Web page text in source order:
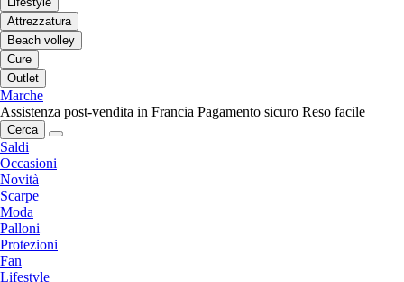
Attrezzatura
Beach volley
Cure
Outlet
Marche
Assistenza post-vendita in Francia Pagamento sicuro Reso facile
Cerca
Saldi
Occasioni
Novità
Scarpe
Moda
Palloni
Protezioni
Fan
Lifestyle